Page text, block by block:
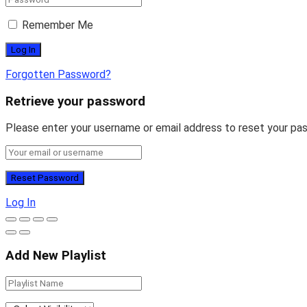
Remember Me
Forgotten Password?
Retrieve your password
Please enter your username or email address to reset your
Log In
Add New Playlist